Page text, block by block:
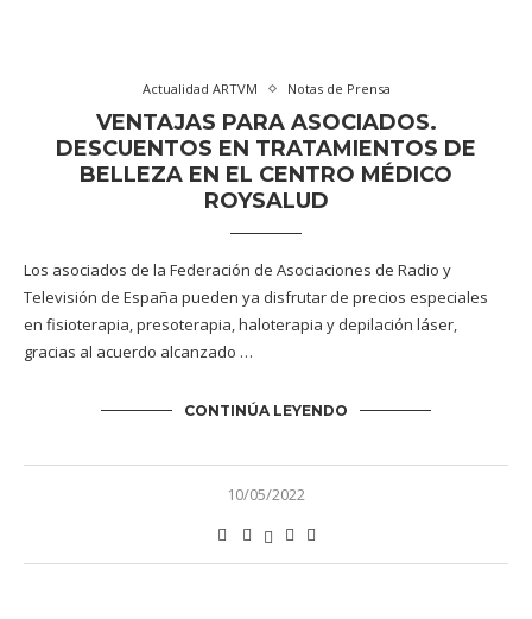
Actualidad ARTVM Notas de Prensa
VENTAJAS PARA ASOCIADOS.
DESCUENTOS EN TRATAMIENTOS DE
BELLEZA EN EL CENTRO MÉDICO
ROYSALUD
Los asociados de la Federación de Asociaciones de Radio y
Televisión de España pueden ya disfrutar de precios especiales
en fisioterapia, presoterapia, haloterapia y depilación láser,
gracias al acuerdo alcanzado …
CONTINÚA LEYENDO
10/05/2022